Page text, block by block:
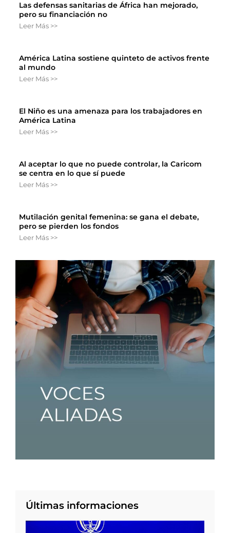
Las defensas sanitarias de África han mejorado,
pero su financiación no
Leer Más >>
América Latina sostiene quinteto de activos frente
al mundo
Leer Más >>
El Niño es una amenaza para los trabajadores en
América Latina
Leer Más >>
Al aceptar lo que no puede controlar, la Caricom
se centra en lo que sí puede
Leer Más >>
Mutilación genital femenina: se gana el debate,
pero se pierden los fondos
Leer Más >>
Últimas informaciones